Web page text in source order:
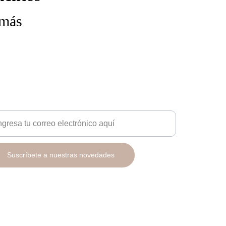
Suscríbete a nuestras novedades